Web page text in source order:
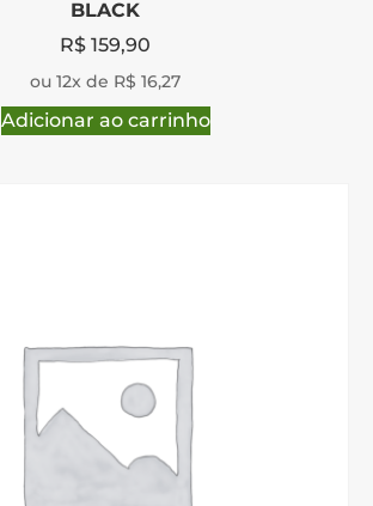
BLACK
R$ 159,90
ou 12x de R$ 16,27
Adicionar ao carrinho